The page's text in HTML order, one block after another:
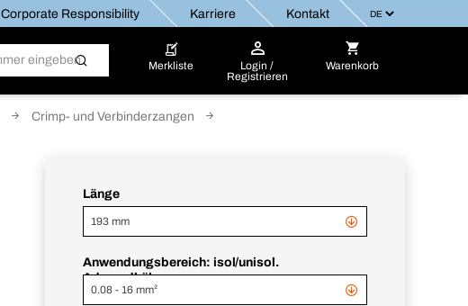
Corporate Responsibility Karriere Kontakt
Merkliste
Login /
Registrieren
Warenkorb
Crimp- und Verbinderzangen
Länge
193 mm
Anwendungsbereich: isol/unisol.
Aderendhülsen
0.08 - 16 mm²